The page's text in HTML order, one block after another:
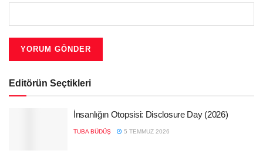
Editörün Seçtikleri
İnsanlığın Otopsisi: Disclosure Day (2026)
TUBA BÜDÜŞ 5 TEMMUZ 2026